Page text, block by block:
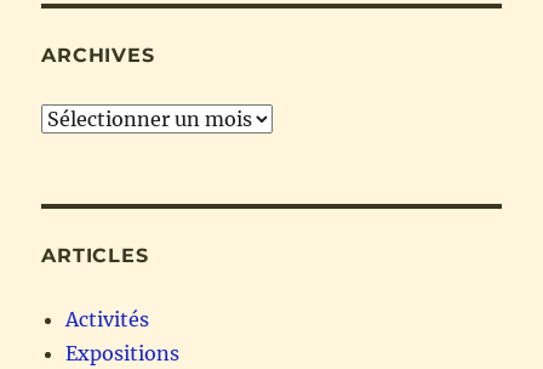
ARCHIVES
Archives
ARTICLES
Activités
Expositions